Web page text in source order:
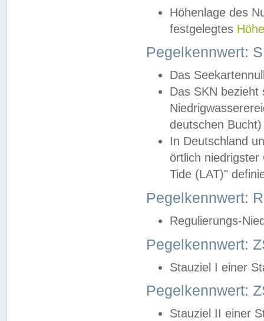
Höhenlage des
festgelegtes
Pegelkennwert:
Das
Das SKN
deutschen
In Deutschland
örtlich
Tide (LAT)"
Pegelkennwert:
Regulierungs-
Pegelkennwert:
Stauziel I einer
Pegelkennwert:
Stauziel II einer